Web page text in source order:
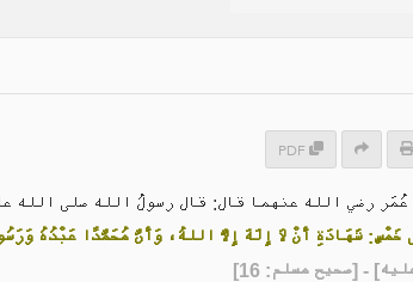
PDF
رضي الله عنهما قال: قال رسولُ الله صلى الله
خَمْسٍ: شَهَادَةِ أَنْ لَا إِلَهَ إِلَّا اللهُ، وَأَنَّ مُحَمَّدًا عَبْدُهُ
- [صحيح مسلم: 16]